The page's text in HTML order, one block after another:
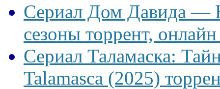
Сериал Дом Давида —
сезоны торрент,
Сериал Таламаска:
Talamasca (2025)